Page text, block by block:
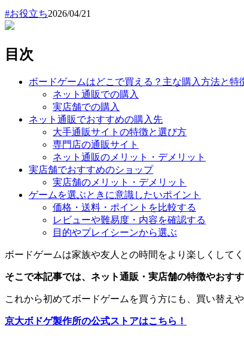
#お役立ち2026/04/21
目次
ボードゲームはどこで買える？主な購入方法と特
ネット通販での購入
実店舗での購入
ネット通販でおすすめの購入先
大手通販サイトの特徴と選び方
専門店の通販サイト
ネット通販のメリット・デメリット
実店舗でおすすめのショップ
実店舗のメリット・デメリット
ゲームを選ぶときに意識したいポイント
価格・送料・ポイントを比較する
レビューや難易度・内容を確認する
目的やプレイシーンから選ぶ
ボードゲームは家族や友人との時間をより楽しくして
そこで本記事では、ネット通販・実店舗の特徴やおす
これから初めてボードゲームを買う方にも、買い替え
京大ボドゲ製作所の公式ストアはこちら！